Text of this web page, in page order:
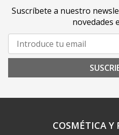
Suscríbete a nuestro
novedades
COSMÉTICA Y